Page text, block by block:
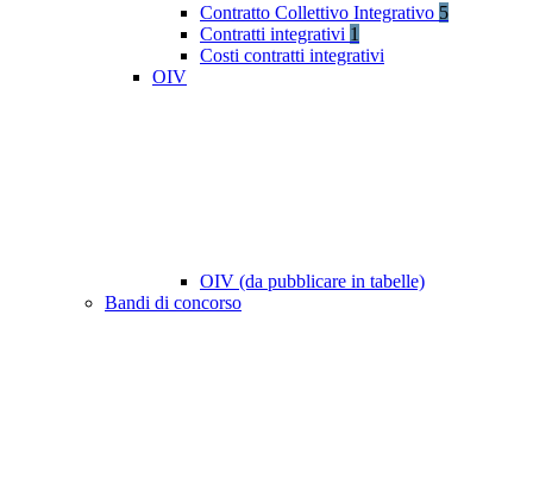
Contratto Collettivo Integrativo 5
Contratti integrativi 1
Costi contratti integrativi
OIV
OIV (da pubblicare in tabelle)
Bandi di concorso